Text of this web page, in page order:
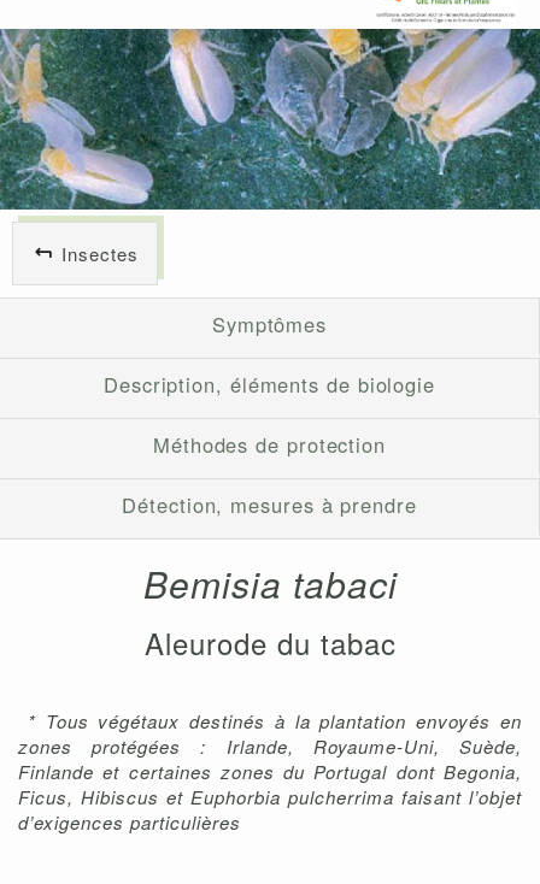
Insectes
Symptômes
Description, éléments de biologie
Méthodes de protection
Détection, mesures à prendre
Bemisia tabaci
Aleurode du tabac
* Tous végétaux destinés à la plantation envoyés en
zones protégées : Irlande, Royaume-Uni, Suède,
Finlande et certaines zones du Portugal dont Begonia,
Ficus, Hibiscus et Euphorbia pulcherrima faisant l’objet
d’exigences particulières